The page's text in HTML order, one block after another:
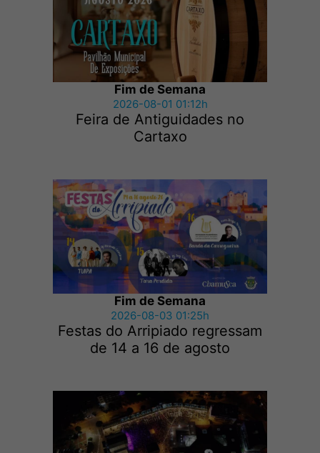
Fim de Semana
2026-08-01 01:12h
Feira de Antiguidades no
Cartaxo
Fim de Semana
2026-08-03 01:25h
Festas do Arripiado regressam
de 14 a 16 de agosto